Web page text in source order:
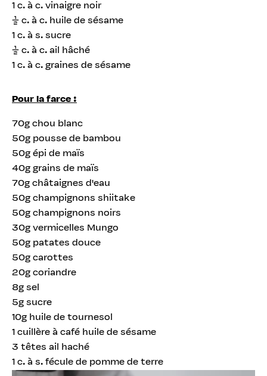
1 c. à c. vinaigre noir
½ c. à c. huile de sésame
1 c. à s. sucre
½ c. à c. ail hâché
1 c. à c. graines de sésame
Pour la farce :
70g chou blanc
50g pousse de bambou
50g épi de maïs
40g grains de maïs
70g châtaignes d'eau
50g champignons shiitake
50g champignons noirs
30g vermicelles Mungo
50g patates douce
50g carottes
20g coriandre
8g sel
5g sucre
10g huile de tournesol
1 cuillère à café huile de sésame
3 têtes ail haché
1 c. à s. fécule de pomme de terre